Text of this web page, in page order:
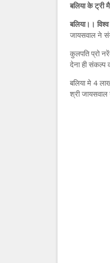
बलिया के ट्री
बलिया।। विश्व
जायसवाल ने
कुलपति प्रो
देना ही संकल्प
बलिया मे 4
श्री जायसवाल